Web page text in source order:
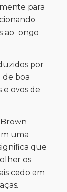
para
ao longo
por
de boa
e ovos de
Brown
uma
que
os
cedo em